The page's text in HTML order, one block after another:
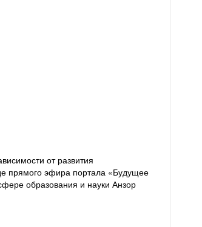
от развития
прямого эфира портала «Будущее
образования и науки Анзор